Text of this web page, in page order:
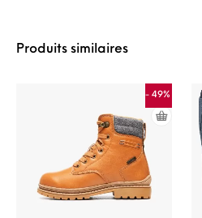
Produits similaires
- 49%